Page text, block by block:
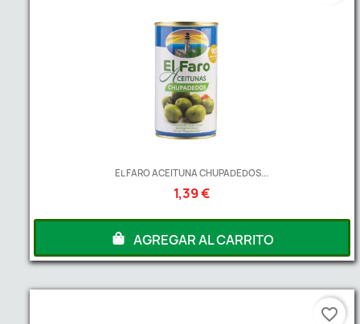
EL FARO ACEITUNA CHUPADEDOS...
1,39 €
AGREGAR AL CARRITO
favorite_border